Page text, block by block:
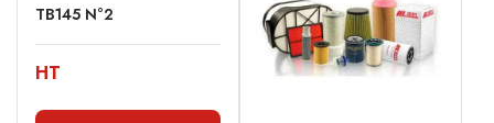
TB145 N°2
HT